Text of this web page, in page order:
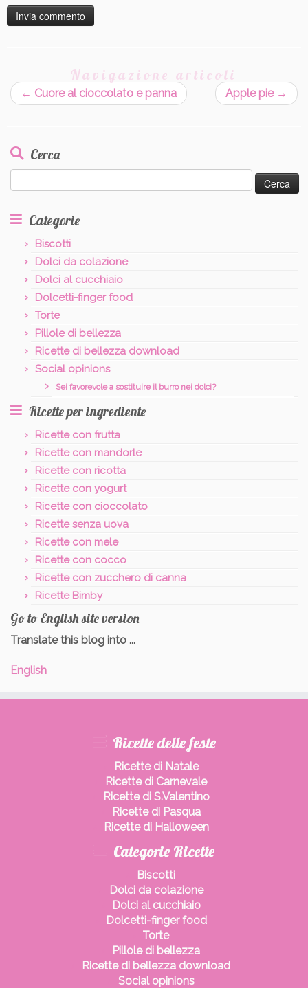
Navigazione articoli
← Cuore al cioccolato e panna Apple pie →
Cerca
per:
Categorie
Biscotti
Dolci da colazione
Dolci al cucchiaio
Dolcetti-finger food
Torte
Pillole di bellezza
Ricette di bellezza download
Social opinions
Sei favorevole a sostituire il burro nei dolci?
Ricette per ingrediente
Ricette con frutta
Ricette con mandorle
Ricette con ricotta
Ricette con yogurt
Ricette con cioccolato
Ricette senza uova
Ricette con mele
Ricette con cocco
Ricette con zucchero di canna
Ricette Bimby
Go to English site version
Translate this blog into ...
English
Ricette delle feste
Ricette di Natale
Ricette di Carnevale
Ricette di S.Valentino
Ricette di Pasqua
Ricette di Halloween
Categorie Ricette
Biscotti
Dolci da colazione
Dolci al cucchiaio
Dolcetti-finger food
Torte
Pillole di bellezza
Ricette di bellezza download
Social opinions